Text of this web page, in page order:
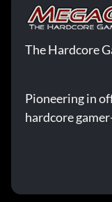
The Hardcore
Pioneering in
hardcore